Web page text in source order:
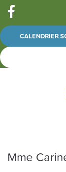
CALENDRIER
Mme